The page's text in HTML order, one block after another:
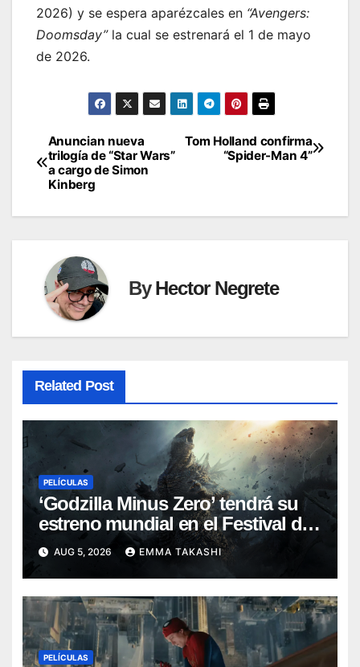
2026) y se espera aparézcales en “Avengers:
Doomsday”la cual se estrenará el 1 de mayo
de 2026.
Post
navigation
Tom Holland confirma
“Spider-Man 4”
Anuncian nueva
trilogía de “Star Wars”
a cargo de Simon
Kinberg
ByHector Negrete
Related Post
PELÍCULAS
‘Godzilla Minus Zero’ tendrá su
estreno mundial en el Festival de
Cine de Nueva York
AUG 5, 2026 EMMA TAKASHI
PELÍCULAS